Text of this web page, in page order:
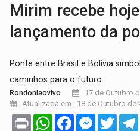
Mirim recebe
lançamento da
Ponte entre Brasil e Bolívia
caminhos para o futuro
Rondoniaovivo
17 de Outubro
Atualizada em : 18 de Outubro de
Print WhatsAppFacebookMessenger